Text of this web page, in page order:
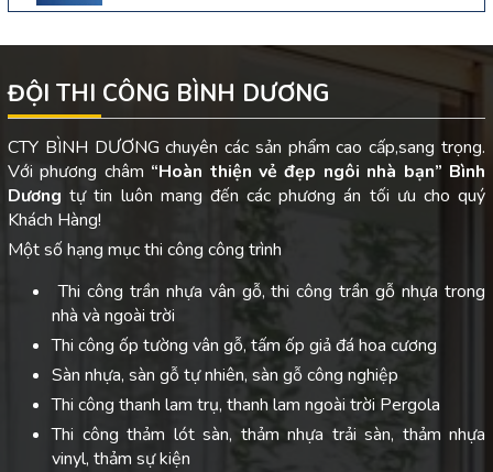
ĐỘI THI CÔNG BÌNH DƯƠNG
CTY BÌNH DƯƠNG chuyên các sản phẩm cao cấp,sang trọng.
Với phương châm “Hoàn thiện vẻ đẹp ngôi nhà bạn” Bình
Dươngtự tin luôn mang đến các phương án tối ưu cho quý
Khách Hàng!
Một số hạng mục thi công công trình
Thi công trần nhựa vân gỗ, thi công trần gỗ nhựa trong
nhà và ngoài trời
Thi công ốp tường vân gỗ, tấm ốp giả đá hoa cương
Sàn nhựa, sàn gỗ tự nhiên, sàn gỗ công nghiệp
Thi công thanh lam trụ, thanh lam ngoài trời Pergola
Thi công thảm lót sàn, thảm nhựa trải sàn, thảm nhựa
vinyl, thảm sự kiện